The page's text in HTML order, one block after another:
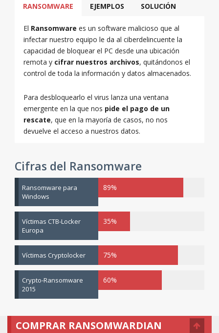
ordenadores
ransomware.
proteger del
alcance del
Windows
RANSOMWARE EJEMPLOS SOLUCIÓN
El Ransomware es un software malicioso que al
infectar nuestro equipo le da al ciberdelincuente la
capacidad de bloquear el PC desde una ubicación
remota y cifrar nuestros archivos, quitándonos el
control de toda la información y datos almacenados.
Para desbloquearlo el virus lanza una ventana
emergente en la que nos pide el pago de un
rescate, que en la mayoría de casos, no nos
devuelve el acceso a nuestros datos.
Cifras del Ransomware
Ransomware para
Windows
89%
Víctimas CTB-Locker
Europa
35%
Víctimas Cryptolocker 75%
Crypto-Ransomware
2015
60%
COMPRAR RANSOMWARDIAN